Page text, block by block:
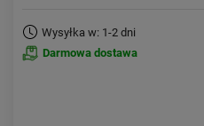
Wysyłka w: 1-2 dni
Darmowa dostawa